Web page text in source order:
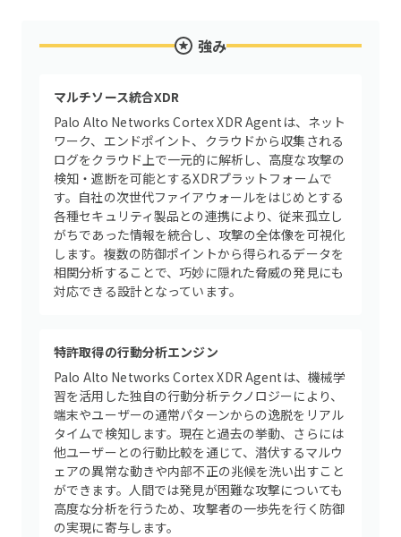
強み
マルチソース統合XDR
Palo Alto Networks Cortex XDR Agentは、ネット
ワーク、エンドポイント、クラウドから収集される
ログをクラウド上で一元的に解析し、高度な攻撃の
検知・遮断を可能とするXDRプラットフォームで
す。自社の次世代ファイアウォールをはじめとする
各種セキュリティ製品との連携により、従来孤立し
がちであった情報を統合し、攻撃の全体像を可視化
します。複数の防御ポイントから得られるデータを
相関分析することで、巧妙に隠れた脅威の発見にも
対応できる設計となっています。
特許取得の行動分析エンジン
Palo Alto Networks Cortex XDR Agentは、機械学
習を活用した独自の行動分析テクノロジーにより、
端末やユーザーの通常パターンからの逸脱をリアル
タイムで検知します。現在と過去の挙動、さらには
他ユーザーとの行動比較を通じて、潜伏するマルウ
ェアの異常な動きや内部不正の兆候を洗い出すこと
ができます。人間では発見が困難な攻撃についても
高度な分析を行うため、攻撃者の一歩先を行く防御
の実現に寄与します。